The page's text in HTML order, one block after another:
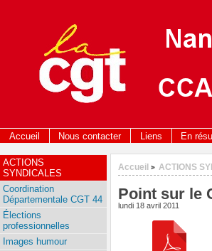
Accueil Nous contacter Liens En
Accueil > ACTIONS
Point sur le
lundi 18 avril 2011
ACTIONS
SYNDICALES
Coordination
Départementale CGT 44
Élections
professionnelles
Images humour